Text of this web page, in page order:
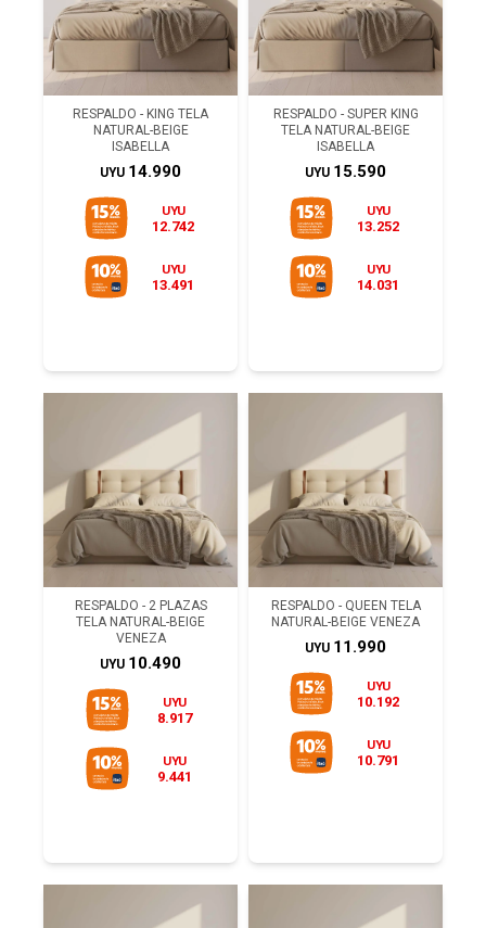
RESPALDO - KING TELA
NATURAL-BEIGE
ISABELLA
UYU 14.990
UYU
12.742
UYU
13.491
RESPALDO - SUPER KING
TELA NATURAL-BEIGE
ISABELLA
UYU 15.590
UYU
13.252
UYU
14.031
RESPALDO - 2 PLAZAS
TELA NATURAL-BEIGE
VENEZA
UYU 10.490
UYU
8.917
UYU
9.441
RESPALDO - QUEEN TELA
NATURAL-BEIGE VENEZA
UYU 11.990
UYU
10.192
UYU
10.791